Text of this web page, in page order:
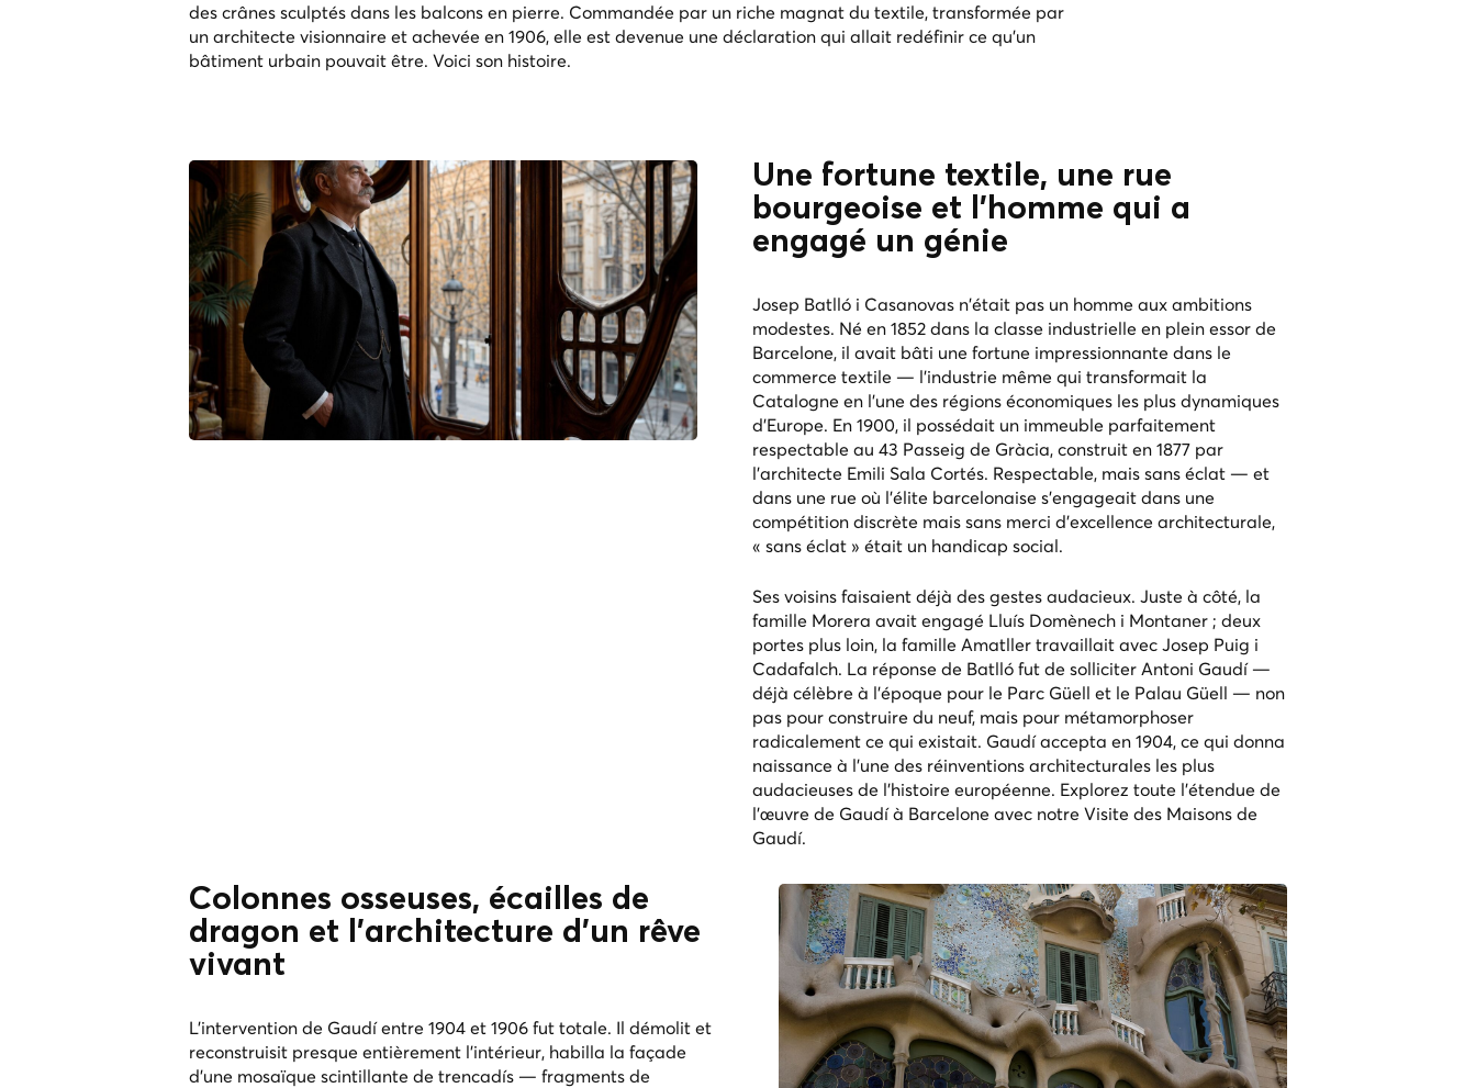
des crânes sculptés dans les balcons en pierre. Commandée par un riche magnat du textile, transformée par
un architecte visionnaire et achevée en 1906, elle est devenue une déclaration qui allait redéfinir ce qu'un
bâtiment urbain pouvait être. Voici son histoire.
Une fortune textile, une rue
bourgeoise et l'homme qui a
engagé un génie
Josep Batlló i Casanovas n'était pas un homme aux ambitions
modestes. Né en 1852 dans la classe industrielle en plein essor de
Barcelone, il avait bâti une fortune impressionnante dans le
commerce textile — l'industrie même qui transformait la
Catalogne en l'une des régions économiques les plus dynamiques
d'Europe. En 1900, il possédait un immeuble parfaitement
respectable au 43 Passeig de Gràcia, construit en 1877 par
l'architecte Emili Sala Cortés. Respectable, mais sans éclat — et
dans une rue où l'élite barcelonaise s'engageait dans une
compétition discrète mais sans merci d'excellence architecturale,
« sans éclat » était un handicap social.
Ses voisins faisaient déjà des gestes audacieux. Juste à côté, la
famille Morera avait engagé Lluís Domènech i Montaner ; deux
portes plus loin, la famille Amatller travaillait avec Josep Puig i
Cadafalch. La réponse de Batlló fut de solliciter Antoni Gaudí —
déjà célèbre à l'époque pour le Parc Güell et le Palau Güell — non
pas pour construire du neuf, mais pour métamorphoser
radicalement ce qui existait. Gaudí accepta en 1904, ce qui donna
naissance à l'une des réinventions architecturales les plus
audacieuses de l'histoire européenne. Explorez toute l'étendue de
l'œuvre de Gaudí à Barcelone avec notre Visite des Maisons de
Gaudí.
Colonnes osseuses, écailles de
dragon et l'architecture d'un rêve
vivant
L'intervention de Gaudí entre 1904 et 1906 fut totale. Il démolit et
reconstruisit presque entièrement l'intérieur, habilla la façade
d'une mosaïque scintillante de trencadís — fragments de